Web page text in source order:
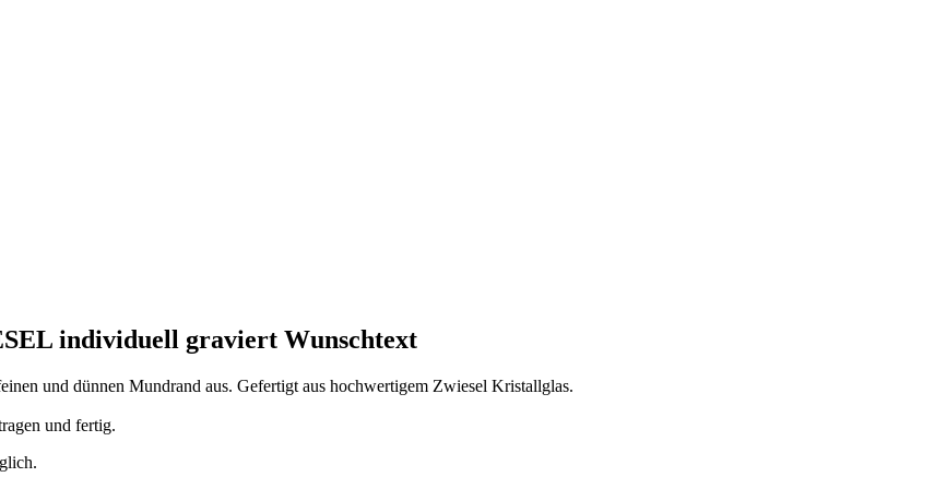
individuell graviert Wunschtext
und dünnen Mundrand aus. Gefertigt aus hochwertigem Zwiesel Kristallglas.
und fertig.